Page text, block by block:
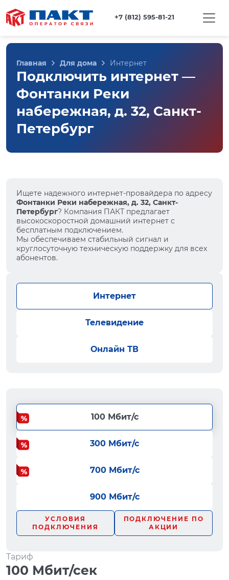
+7 (812) 595-81-21
Главная Для дома Интернет
Подключить интернет —
Фонтанки Реки
набережная, д. 32, Санкт-
Петербург
Ищете надежного интернет-провайдера по адресу
Фонтанки Реки набережная, д. 32, Санкт-
Петербург? Компания ПАКТ предлагает
высокоскоростной домашний интернет с
бесплатным подключением.
Мы обеспечиваем стабильный сигнал и
круглосуточную техническую поддержку для всех
абонентов.
Интернет
Телевидение
Онлайн ТВ
100 Мбит/с
300 Мбит/с
700 Мбит/с
900 Мбит/с
УСЛОВИЯ
ПОДКЛЮЧЕНИЯ
ПОДКЛЮЧЕНИЕ ПО
АКЦИИ
Тариф
100 Мбит/сек